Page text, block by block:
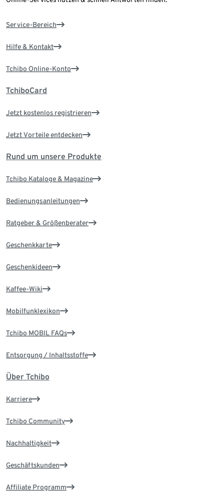
Service-Bereich
Hilfe & Kontakt
Tchibo Online-Konto
TchiboCard
Jetzt kostenlos registrieren
Jetzt Vorteile entdecken
Rund um unsere Produkte
Tchibo Kataloge & Magazine
Bedienungsanleitungen
Ratgeber & Größenberater
Geschenkkarte
Geschenkideen
Kaffee-Wiki
Mobilfunklexikon
Tchibo MOBIL FAQs
Entsorgung / Inhaltsstoffe
Über Tchibo
Karriere
Tchibo Community
Nachhaltigkeit
Geschäftskunden
Affiliate Programm